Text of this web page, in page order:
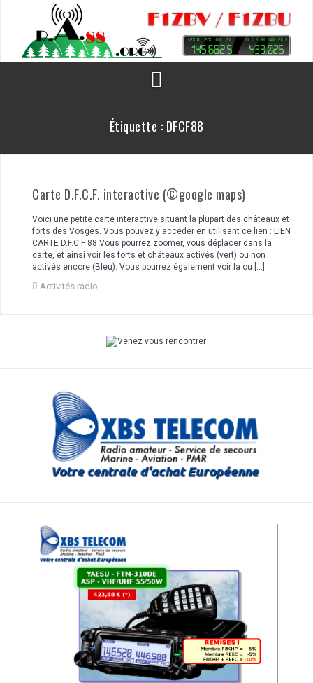
Étiquette : DFCF88
Carte D.F.C.F. interactive (©google maps)
Voici une petite carte interactive situant la plupart des châteaux et
forts des Vosges. Vous pouvez y accéder en utilisant ce lien : LIEN
CARTE D.F.C.F 88 Vous pourrez zoomer, vous déplacer dans la
carte, et ainsi voir les forts et châteaux activés (vert) ou non
activés encore (Bleu). Vous pourrez également voir la ou […]
Activités radio